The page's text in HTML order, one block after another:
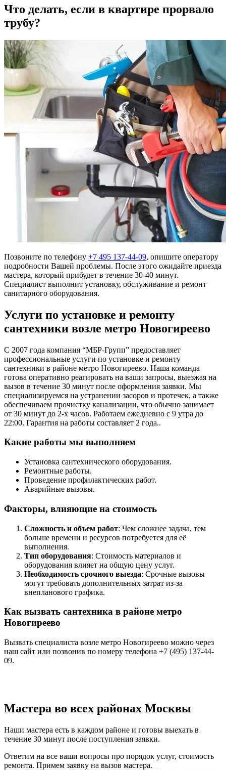
Что делать, если в квартире прорвало
трубу?
Позвоните по телефону +7 495 137-44-09, опишите оператору
подробности Вашей проблемы. После этого ожидайте приезда
мастера, который прибудет в течение 30-40 минут.
Специалист выполнит установку, обслуживание и ремонт
санитарного оборудования.
Услуги по установке и ремонту
сантехники возле метро Новогиреево
С 2007 года компания “МБР-Групп” предоставляет
профессиональные услуги по установке и ремонту
сантехники в районе метро Новогиреево. Наша команда
готова оперативно реагировать на ваши запросы, выезжая на
вызов в течение 30 минут после оформления заявки. Мы
специализируемся на устранении засоров и протечек, а также
обеспечиваем прочистку канализации, что обычно занимает
от 30 минут до 2-х часов. Работаем ежедневно с 9 утра до
22:00. Гарантия на работы составляет 2 года..
Какие работы мы выполняем
Установка сантехнического оборудования.
Ремонтные работы.
Проведение профилактических работ.
Аварийные вызовы.
Факторы, влияющие на стоимость
Сложность и объем работ: Чем сложнее задача, тем
больше времени и ресурсов потребуется для её
выполнения.
Тип оборудования: Стоимость материалов и
оборудования влияет на общую цену услуг.
Необходимость срочного выезда: Срочные вызовы
могут требовать дополнительных затрат из-за
внепланового графика.
Как вызвать сантехника в районе метро
Новогиреево
Вызвать специалиста возле метро Новогиреево можно через
наш сайт или позвонив по номеру телефона +7 (495) 137-44-
09.
Мастера во всех районах Москвы
Наши мастера есть в каждом районе и готовы выехать в
течение 30 минут после поступления заявки.
Ответим на все ваши вопросы про порядок услуг, стоимость
ремонта. Примем заявку на вызов мастера.